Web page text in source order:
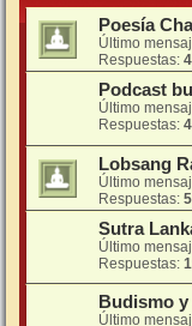
Poesía
Último
Respuestas: 4
Podcast
Último
Respuestas:
Lobsang
Último
Respuestas: 5
Sutra
Último
Respuestas:
Budismo
Último